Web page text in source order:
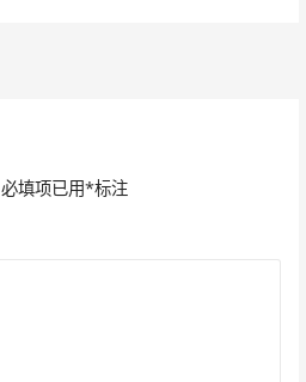
必填项已用*标注